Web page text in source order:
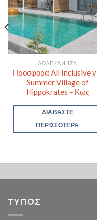
ΔΩΔΕΚΆΝΗΣΑ
Προσφορά All Inclusive
Summer Village of
Hippokrates – Κως
ΔΙΑΒΆΣΤΕ
ΠΕΡΙΣΣΌΤΕΡΑ
ΤΥΠΟΣ